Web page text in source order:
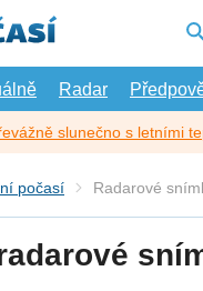
Radar
slunečno s letními
počasí Radarové